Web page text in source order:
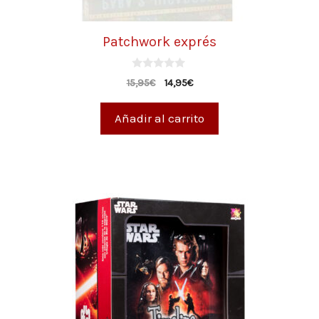
Patchwork exprés
0
d
15,95€ 14,95€
Añadir al carrito